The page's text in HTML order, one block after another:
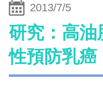
2013/7/5
研究：高油
性預防乳癌